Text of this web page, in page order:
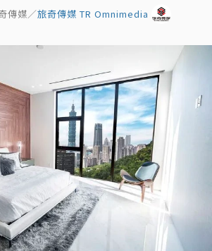
傳媒／旅奇傳媒 TR Omnimedia